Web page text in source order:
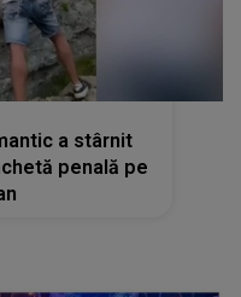
a stârnit
penală pe